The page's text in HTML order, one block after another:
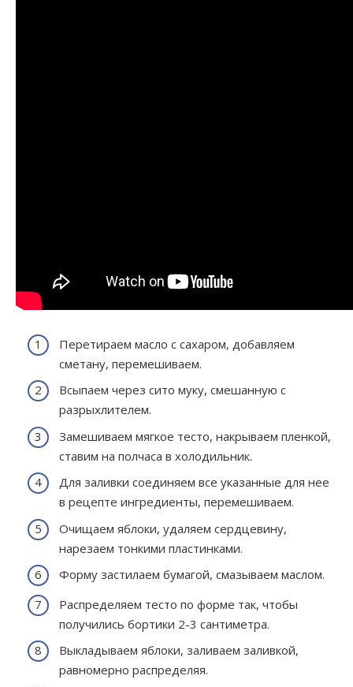
Перетираем масло с сахаром, добавляем
сметану, перемешиваем.
Всыпаем через сито муку, смешанную с
разрыхлителем.
Замешиваем мягкое тесто, накрываем пленкой,
ставим на полчаса в холодильник.
Для заливки соединяем все указанные для нее
в рецепте ингредиенты, перемешиваем.
Очищаем яблоки, удаляем сердцевину,
нарезаем тонкими пластинками.
Форму застилаем бумагой, смазываем маслом.
Распределяем тесто по форме так, чтобы
получились бортики 2-3 сантиметра.
Выкладываем яблоки, заливаем заливкой,
равномерно распределяя.